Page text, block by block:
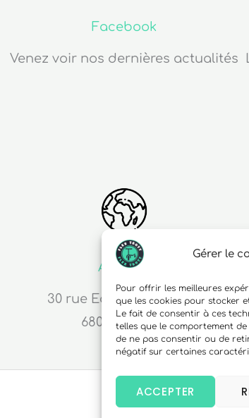
Gérer le
Pour offrir les meilleures
que les cookies pour stocker
Le fait de consentir à ces
telles que le comportement
de ne pas consentir ou de
négatif sur certaines
ACCEPTER
Facebook
Venez voir nos dernières actualités
Adresse
30 rue Edouard Richard
68000 Colmar